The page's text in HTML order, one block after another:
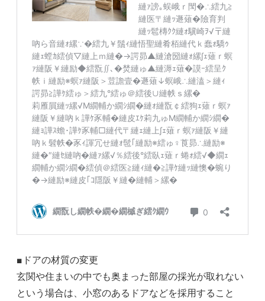
■ドアの材質の変更
玄関や住まいの中でも奥まった部屋の採光が取れない
という場合は、小窓のあるドアなどを採用すること